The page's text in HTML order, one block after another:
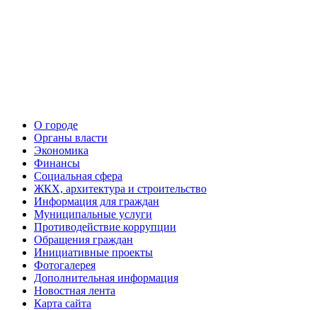
О городе
Органы власти
Экономика
Финансы
Социальная сфера
ЖКХ, архитектура и строительство
Информация для граждан
Муниципальные услуги
Противодействие коррупции
Обращения граждан
Инициативные проекты
Фотогалерея
Дополнительная информация
Новостная лента
Карта сайта